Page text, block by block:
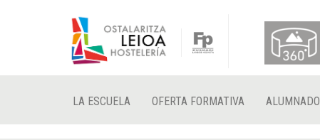
LA ESCUELA OFERTA FORMATIVA ALUMNADO